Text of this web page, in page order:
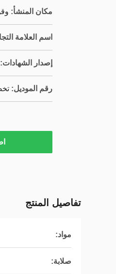
مكان المنشأ:
اسم العلامة
إصدار الشهادات:
رقم الموديل:
تفاصيل المنتج
مواد:
صلابة: